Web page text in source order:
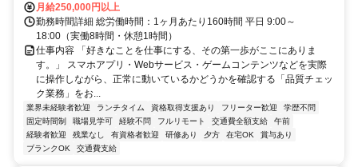
月給250,000円以上
勤務時間詳細 総労働時間：1ヶ月あたり160時間 平日 9:00～
18:00（実働8時間・休憩1時間）
仕事内容 「好きなことを仕事にする、その第一歩がここにありま
す。」 スマホアプリ・Webサービス・ゲームコンテンツなどを実際
に操作しながら、正常に動いているかどうかを確認する「品質チェッ
ク業務」をお...
業界未経験者歓迎 ランチタイム 資格取得支援あり フリーター歓迎
学歴不問
固定時間制
職場見学可 経験不問 フルリモート 交通費全額支給
午前
経験者歓迎
残業なし 有資格者歓迎 研修あり 夕方 在宅OK
賞与あり
ブランクOK
交通費支給